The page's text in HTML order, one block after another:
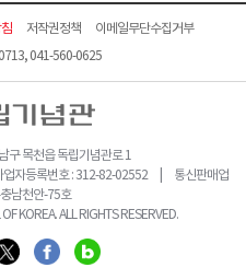
저작권정책
이메일무단수집거부
041-560-0625
구 목천읍 독립기념관로 1
자등록번호 : 312-82-02552 | 통신판매업
남천안-75호
KOREA. ALL RIGHTS RESERVED.